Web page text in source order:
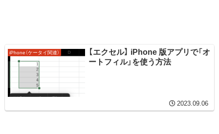
iPhone（ケータイ関連）
【エクセル】 iPhone 版アプリで「オ
ートフィル」を使う方法
2023.09.06